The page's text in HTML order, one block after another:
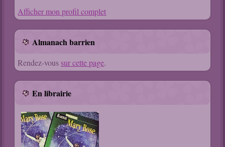
Afficher mon profil complet
Almanach barrien
Rendez-vous sur cette page.
En librairie